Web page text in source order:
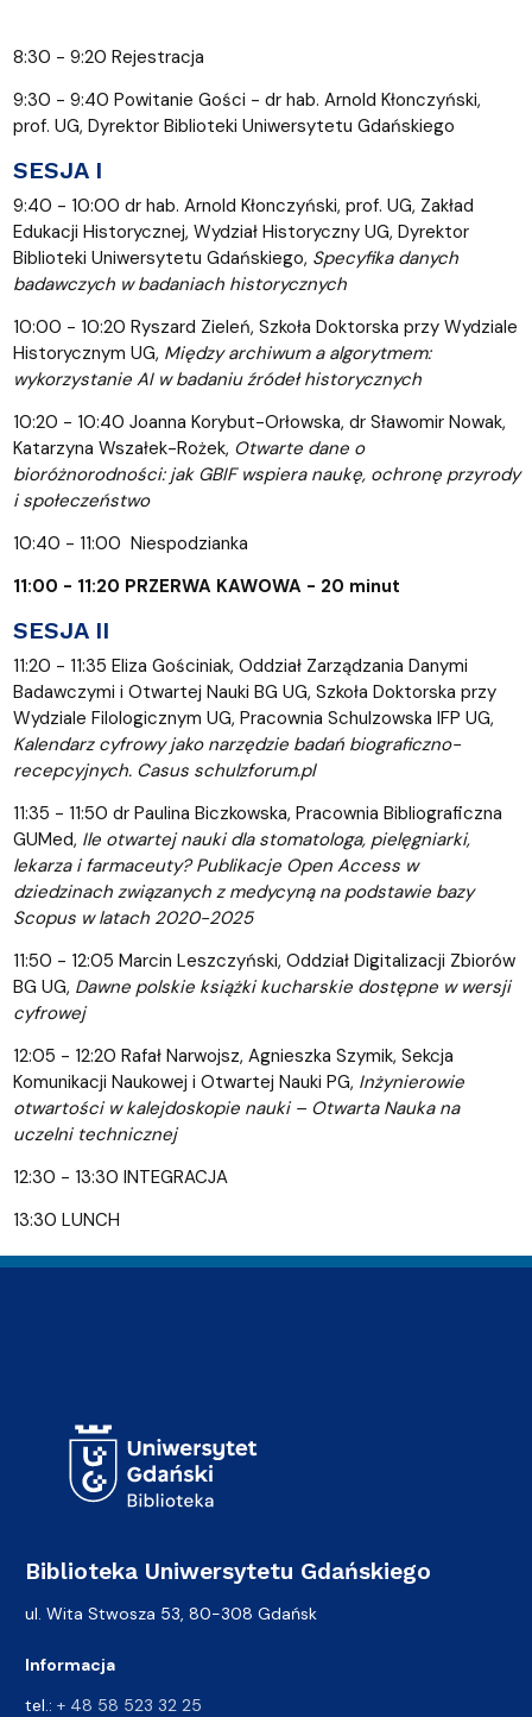
8:30 - 9:20 Rejestracja
9:30 - 9:40 Powitanie Gości - dr hab. Arnold Kłonczyński,
prof. UG, Dyrektor Biblioteki Uniwersytetu Gdańskiego
SESJA I
9:40 - 10:00 dr hab. Arnold Kłonczyński, prof. UG, Zakład
Edukacji Historycznej, Wydział Historyczny UG, Dyrektor
Biblioteki Uniwersytetu Gdańskiego, Specyfika danych
badawczych w badaniach historycznych
10:00 - 10:20 Ryszard Zieleń, Szkoła Doktorska przy Wydziale
Historycznym UG, Między archiwum a algorytmem:
wykorzystanie AI w badaniu źródeł historycznych
10:20 - 10:40 Joanna Korybut-Orłowska, dr Sławomir Nowak,
Katarzyna Wszałek-Rożek, Otwarte dane o
bioróżnorodności: jak GBIF wspiera naukę, ochronę przyrody
i społeczeństwo
10:40 - 11:00 Niespodzianka
11:00 - 11:20 PRZERWA KAWOWA - 20 minut
SESJA II
11:20 - 11:35 Eliza Gościniak, Oddział Zarządzania Danymi
Badawczymi i Otwartej Nauki BG UG, Szkoła Doktorska przy
Wydziale Filologicznym UG, Pracownia Schulzowska IFP UG,
Kalendarz cyfrowy jako narzędzie badań biograficzno-
recepcyjnych. Casus schulzforum.pl
11:35 - 11:50 dr Paulina Biczkowska, Pracownia Bibliograficzna
GUMed, Ile otwartej nauki dla stomatologa, pielęgniarki,
lekarza i farmaceuty? Publikacje Open Access w
dziedzinach związanych z medycyną na podstawie bazy
Scopus w latach 2020-2025
11:50 - 12:05 Marcin Leszczyński, Oddział Digitalizacji Zbiorów
BG UG, Dawne polskie książki kucharskie dostępne w wersji
cyfrowej
12:05 - 12:20 Rafał Narwojsz, Agnieszka Szymik, Sekcja
Komunikacji Naukowej i Otwartej Nauki PG, Inżynierowie
otwartości w kalejdoskopie nauki – Otwarta Nauka na
uczelni technicznej
12:30 - 13:30 INTEGRACJA
13:30 LUNCH
Biblioteka Uniwersytetu Gdańskiego
ul. Wita Stwosza 53, 80-308 Gdańsk
Informacja
tel.: + 48 58 523 32 25